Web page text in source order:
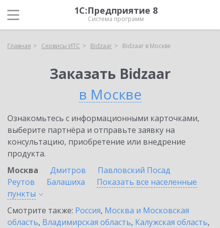
1С:Предприятие 8
Система программ
Главная Сервисы ИТС Bidzaar Bidzaar в Москве
Заказать Bidzaar
в Москве
Ознакомьтесь с информационными карточками,
выберите партнёра и отправьте заявку на
консультацию, приобретение или внедрение
продукта.
Москва
Дмитров
Павловский Посад
Реутов
Балашиха
Показать все населенные
пункты
Смотрите также: Россия, Москва и Московская
область, Владимирская область, Калужская область,